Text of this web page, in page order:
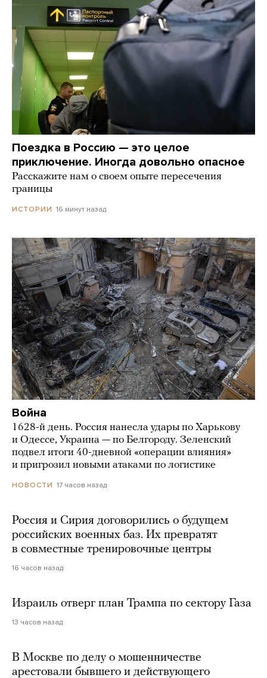
Поездка в Россию — это целое
приключение. Иногда довольно опасное
Расскажите нам о своем опыте пересечения
границы
ИСТОРИИ 16 минут назад
Война
1628-й день. Россия нанесла удары по Харькову
и Одессе, Украина — по Белгороду. Зеленский
подвел итоги 40-дневной «операции влияния»
и пригрозил новыми атаками по логистике
НОВОСТИ 17 часов назад
Россия и Сирия договорились о будущем
российских военных баз. Их превратят
в совместные тренировочные центры
16 часов назад
Израиль отверг план Трампа по сектору Газа
13 часов назад
В Москве по делу о мошенничестве
арестовали бывшего и действующего